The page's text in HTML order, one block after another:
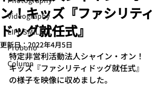
Videography
LIFE SMILE
Probono
Column
ン！キッズ『ファシリティ
ドッグ就任式』
更新日：2022年4月5日
特定非営利活動法人シャイン・オン！
キッズ『ファシリティドッグ就任式』
の様子を映像に収めました。